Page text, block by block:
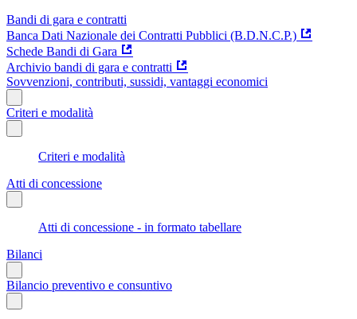
Bandi di gara e contratti
Banca Dati Nazionale dei Contratti Pubblici (B.D.N.C.P.)
Schede Bandi di Gara
Archivio bandi di gara e contratti
Sovvenzioni, contributi, sussidi, vantaggi economici
Criteri e modalità
Criteri e modalità
Atti di concessione
Atti di concessione - in formato tabellare
Bilanci
Bilancio preventivo e consuntivo